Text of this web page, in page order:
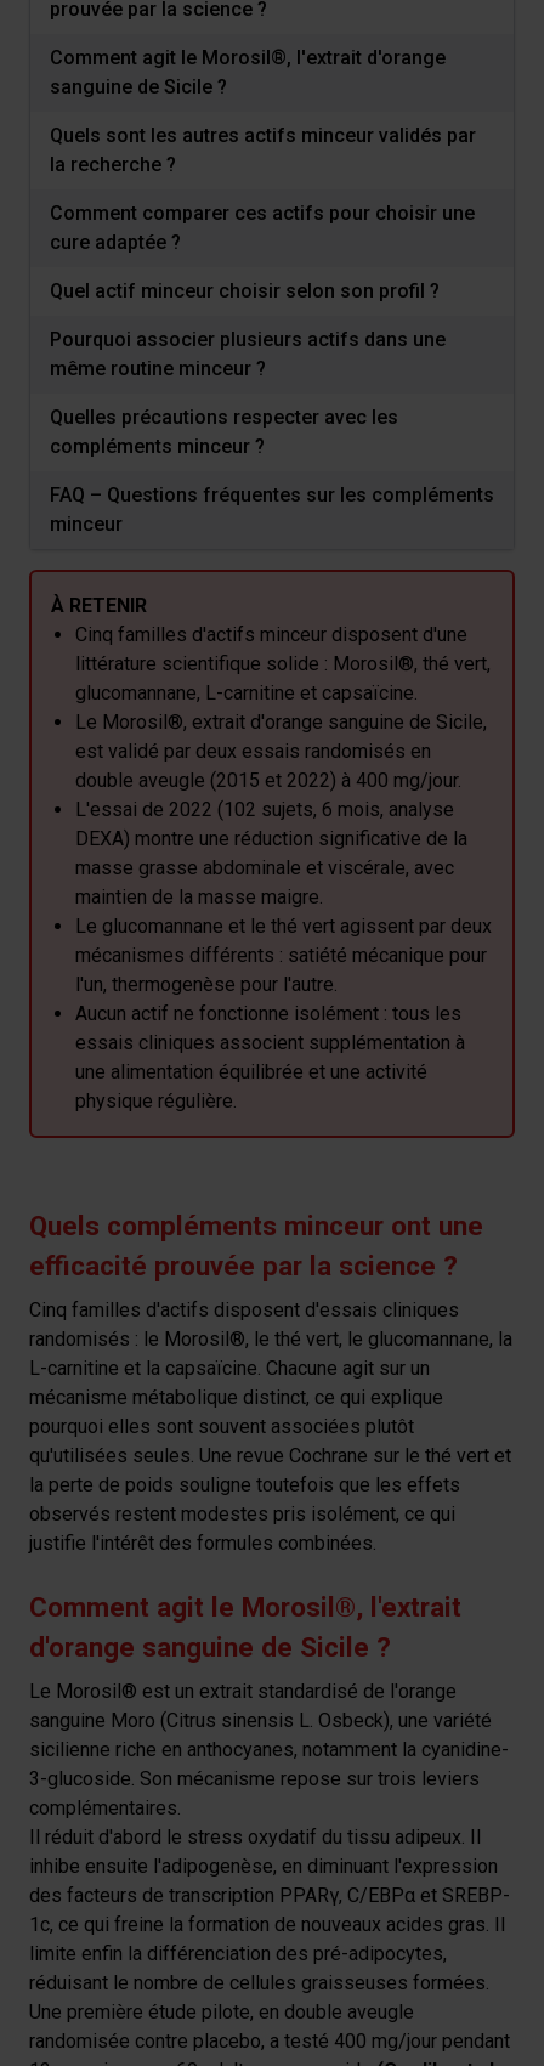
prouvée par la science ?
Comment agit le Morosil®, l'extrait d'orange
sanguine de Sicile ?
Quels sont les autres actifs minceur validés par
la recherche ?
Comment comparer ces actifs pour choisir une
cure adaptée ?
Quel actif minceur choisir selon son profil ?
Pourquoi associer plusieurs actifs dans une
même routine minceur ?
Quelles précautions respecter avec les
compléments minceur ?
FAQ – Questions fréquentes sur les compléments
minceur
À RETENIR
Cinq familles d'actifs minceur disposent d'une
littérature scientifique solide : Morosil®, thé vert,
glucomannane, L-carnitine et capsaïcine.
Le Morosil®, extrait d'orange sanguine de Sicile,
est validé par deux essais randomisés en
double aveugle (2015 et 2022) à 400 mg/jour.
L'essai de 2022 (102 sujets, 6 mois, analyse
DEXA) montre une réduction significative de la
masse grasse abdominale et viscérale, avec
maintien de la masse maigre.
Le glucomannane et le thé vert agissent par deux
mécanismes différents : satiété mécanique pour
l'un, thermogenèse pour l'autre.
Aucun actif ne fonctionne isolément : tous les
essais cliniques associent supplémentation à
une alimentation équilibrée et une activité
physique régulière.
Quels compléments minceur ont une
efficacité prouvée par la science ?
Cinq familles d'actifs disposent d'essais cliniques
randomisés : le Morosil®, le thé vert, le glucomannane, la
L-carnitine et la capsaïcine. Chacune agit sur un
mécanisme métabolique distinct, ce qui explique
pourquoi elles sont souvent associées plutôt
qu'utilisées seules. Une revue Cochrane sur le thé vert et
la perte de poids souligne toutefois que les effets
observés restent modestes pris isolément, ce qui
justifie l'intérêt des formules combinées.
Comment agit le Morosil®, l'extrait
d'orange sanguine de Sicile ?
Le Morosil® est un extrait standardisé de l'orange
sanguine Moro (Citrus sinensis L. Osbeck), une variété
sicilienne riche en anthocyanes, notamment la cyanidine-
3-glucoside. Son mécanisme repose sur trois leviers
complémentaires.
Il réduit d'abord le stress oxydatif du tissu adipeux. Il
inhibe ensuite l'adipogenèse, en diminuant l'expression
des facteurs de transcription PPARγ, C/EBPα et SREBP-
1c, ce qui freine la formation de nouveaux acides gras. Il
limite enfin la différenciation des pré-adipocytes,
réduisant le nombre de cellules graisseuses formées.
Une première étude pilote, en double aveugle
randomisée contre placebo, a testé 400 mg/jour pendant